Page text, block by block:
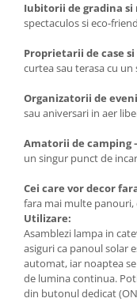
Iubitorii de gradina si
spectaculos si eco-
Proprietarii de case si
curtea sau terasa cu
Organizatorii de
sau aniversari in aer
Amatorii de camping
un singur punct de
Cei care vor decor
fara mai multe panouri,
Utilizare:
Asamblezi lampa in
asiguri ca panoul solar
automat, iar noaptea
de lumina continua.
din butonul dedicat